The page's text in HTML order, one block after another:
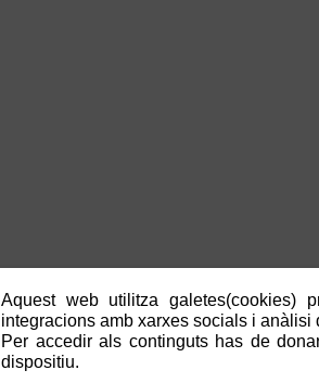
Aquest web utilitza galetes(cookies)
integracions amb xarxes socials i anàlisi
Per accedir als continguts has de
dispositiu.